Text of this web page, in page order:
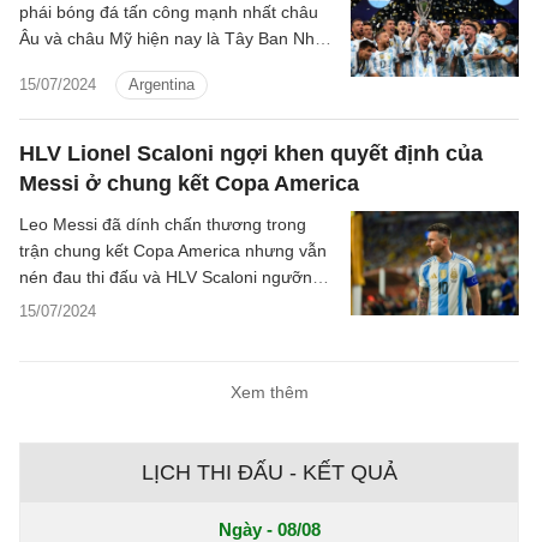
15/07/2024 Argentina
phái bóng đá tấn công mạnh nhất châu
Âu và châu Mỹ hiện nay là Tây Ban Nha
quãng thời gian tới đây.
HLV Lionel Scaloni ngợi khen quyết định của
Messi ở chung kết Copa America
15/07/2024
Leo Messi đã dính chấn thương trong
trận chung kết Copa America nhưng vẫn
nén đau thi đấu và HLV Scaloni ngưỡng
mộ Messi vì hành động này.
Xem thêm
LỊCH THI ĐẤU - KẾT QUẢ
Ngày - 08/08